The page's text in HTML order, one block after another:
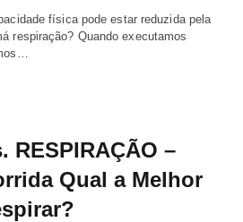
física pode estar reduzida pela
respiração? Quando executamos
RESPIRAÇÃO –
Qual a Melhor